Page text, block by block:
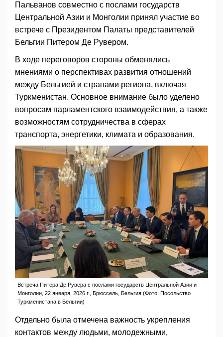
Пальванов совместно с послами государств
Центральной Азии и Монголии принял участие во
встрече с Президентом Палаты представителей
Бельгии Питером Де Рувером.
В ходе переговоров стороны обменялись
мнениями о перспективах развития отношений
между Бельгией и странами региона, включая
Туркменистан. Основное внимание было уделено
вопросам парламентского взаимодействия, а также
возможностям сотрудничества в сферах
транспорта, энергетики, климата и образования.
Встреча Питера Де Рувера с послами государств Центральной Азии и
Монголии, 22 января, 2026 г., Брюссель, Бельгия (Фото: Посольство
Туркменистана в Бельгии)
Отдельно была отмечена важность укрепления
контактов между людьми, молодежными,